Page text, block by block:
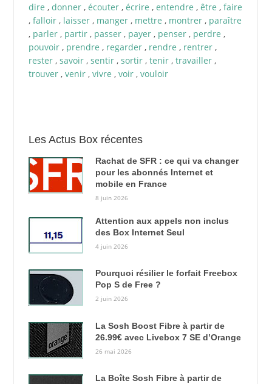
dire , donner, écouter, écrire , entendre , être , faire
, falloir, laisser, manger, mettre , montrer, paraître
, parler, partir, passer, payer, penser, perdre ,
pouvoir, prendre , regarder, rendre , rentrer,
rester, savoir, sentir, sortir, tenir, travailler,
trouver, venir, vivre , voir, vouloir
Les Actus Box récentes
Rachat de SFR : ce qui va changer
pour les abonnés Internet et
mobile en France
8 juin 2026
Attention aux appels non inclus
des Box Internet Seul
4 juin 2026
Pourquoi résilier le forfait Freebox
Pop S de Free ?
2 juin 2026
La Sosh Boost Fibre à partir de
26.99€ avec Livebox 7 SE d’Orange
26 mai 2026
La Boîte Sosh Fibre à partir de